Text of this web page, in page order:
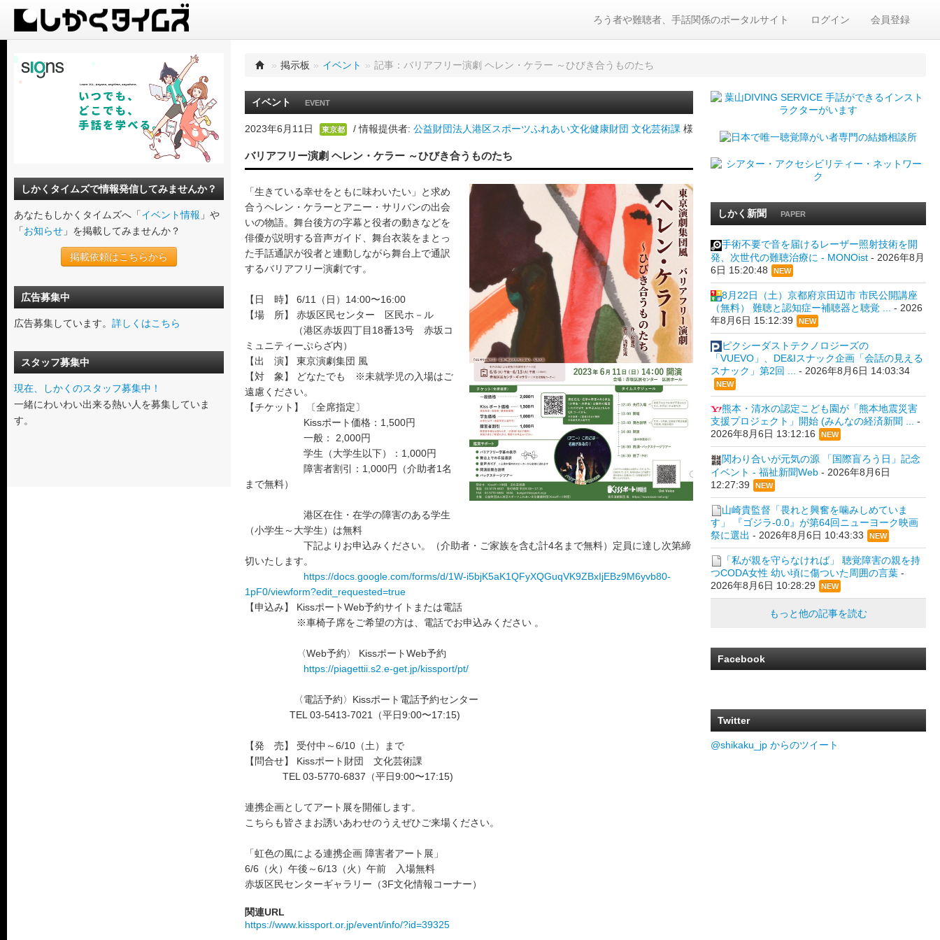
ログイン 会員登録
ろう者や難聴者、手話関係のポータルサイト
しかくタイムズで情報発信してみませんか？
あなたもしかくタイムズへ「イベント情報 」や
「お知らせ 」を掲載してみませんか？
掲載依頼はこちらから
広告募集中
広告募集しています。 詳しくはこちら
スタッフ募集中
現在、しかくのスタッフ募集中！
一緒にわいわい出来る熱い人を募集していま
す。
» 掲示板 » イベント » 記事：バリアフリー演劇 ヘレン・ケラー ～ひびき合うものたち
イベント EVENT
2023年6月11日 東京都 / 情報提供者: 公益財団法人港区スポーツふれあい文化健康財団 文化芸術課 様
バリアフリー演劇 ヘレン・ケラー ～ひびき合うものたち
「生きている幸せをともに味わいたい」と求め
合うヘレン・ケラーとアニー・サリバンの出会
いの物語。舞台後方の字幕と役者の動きなどを
俳優が説明する音声ガイド、舞台衣装をまとっ
た手話通訳が役者と連動しながら舞台上で通訳
するバリアフリー演劇です。
【日 時】 6/11（日）14:00〜16:00
【場 所】 赤坂区民センター 区民ホ－ル
（港区赤坂四丁目18番13号 赤坂コ
ミュニティーぷらざ内）
【出 演】 東京演劇集団 風
【対 象】 どなたでも ※未就学児の入場はご
遠慮ください。
【チケット】 〔全席指定〕
Kissポート価格：1,500円
一般： 2,000円
学生（大学生以下）：1,000円
障害者割引：1,000円（介助者1名
まで無料）
港区在住・在学の障害のある学生
（小学生～大学生）は無料
下記よりお申込みください。（介助者・ご家族を含む計4名まで無料）定員に達し次第締
切いたします。
https://docs.google.com/forms/d/1W-i5bjK5aK1QFyXQGuqVK9ZBxIjEBz9M6yvb80-
1pF0/viewform?edit_requested=true
【申込み】 KissポートWeb予約サイトまたは電話
※車椅子席をご希望の方は、電話でお申込みください 。
〈Web予約〉 KissポートWeb予約
https://piagettii.s2.e-get.jp/kissport/pt/
〈電話予約〉Kissポート電話予約センター
TEL 03-5413-7021（平日9:00〜17:15)
【発 売】 受付中～6/10（土）まで
【問合せ】 Kissポート財団 文化芸術課
TEL 03-5770-6837（平日9:00〜17:15)
連携企画としてアート展を開催します。
こちらも皆さまお誘いあわせのうえぜひご来場ください。
「虹色の風による連携企画 障害者アート展」
6/6（火）午後～6/13（火）午前 入場無料
赤坂区民センターギャラリー（3F文化情報コーナー）
関連URL
https://www.kissport.or.jp/event/info/?id=39325
しかく新聞 PAPER
手術不要で音を届けるレーザー照射技術を開
発、次世代の難聴治療に - MONOist- 2026年8月
6日 15:20:48
NEW
8月22日（土）京都府京田辺市 市民公開講座
（無料） 難聴と認知症ー補聴器と聴覚 ...
- 2026
年8月6日 15:12:39
NEW
ピクシーダストテクノロジーズの
「VUEVO」、DE&Iスナック企画「会話の見える
スナック」第2回 ...
- 2026年8月6日 14:03:34
NEW
熊本・清水の認定こども園が「熊本地震災害
支援プロジェクト」開始 (みんなの経済新聞 ... -
2026年8月6日 13:12:16
NEW
関わり合いが元気の源 「国際盲ろう日」記念
イベント - 福祉新聞Web- 2026年8月6日
12:27:39
NEW
山崎貴監督「畏れと興奮を噛みしめていま
す」 『ゴジラ-0.0』が第64回ニューヨーク映画
祭に選出 - 2026年8月6日 10:43:33 NEW
「私が親を守らなければ」 聴覚障害の親を持
つCODA女性 幼い頃に傷ついた周囲の言葉-
2026年8月6日 10:28:29
NEW
もっと他の記事を読む
Facebook
Twitter
@shikaku_jp からのツイート